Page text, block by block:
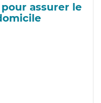
assurer le